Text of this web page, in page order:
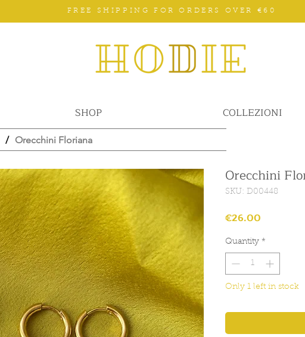
FREE SHIPPING FOR ORDERS OVER €60
SHOP COLLEZIONI
/ Orecchini Floriana
Orecchini
SKU: D00448
€26.00
Quantity *
Only 1 left in stock